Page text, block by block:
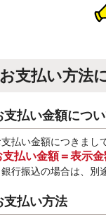
お支払い方法
支払い金額につ
払い金額につきまし
支払い金額＝表示金
行振込の場合は、別
支払い方法